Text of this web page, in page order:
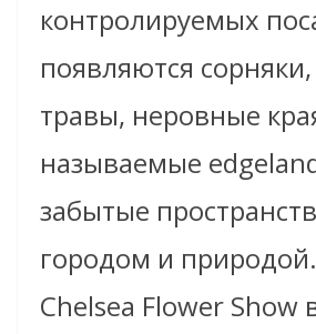
контролируемых
появляются
травы, неровные
называемые
забытые
городом и
Chelsea Flower Show